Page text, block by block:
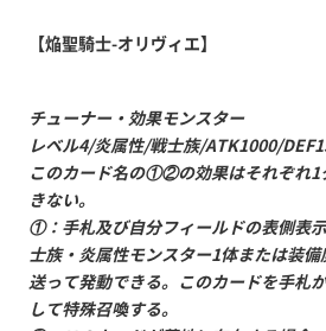
【焔聖騎士-オリヴィエ】
チューナー・効果モンスター
レベル4/炎属性/戦士族/ATK1000/
このカード名の①②の効果はそれぞれ1
きない。
①：手札及び自分フィールドの表側表
士族・炎属性モンスター1体または装
送って発動できる。このカードを手札
して特殊召喚する。